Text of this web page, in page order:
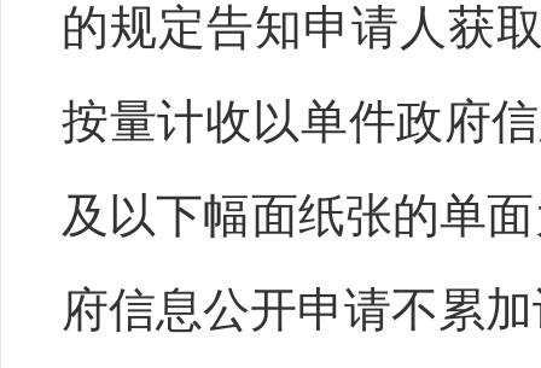
的规定告知申请人获
按量计收以单件政府
及以下幅面纸张的单
府信息公开申请不累